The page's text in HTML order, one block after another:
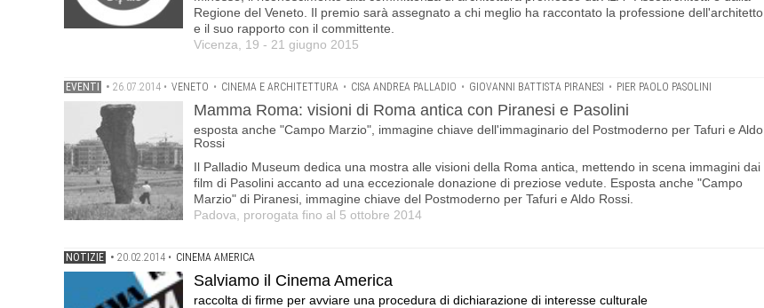
Regione del Veneto. Il premio sarà assegnato a chi meglio ha raccontato la professione dell'architetto
e il suo rapporto con il committente.
Vicenza, 19 - 21 giugno 2015
EVENTI • 26.07.2014 • VENETO • CINEMA E ARCHITETTURA • CISA ANDREA PALLADIO • GIOVANNI BATTISTA PIRANESI • PIER PAOLO PASOLINI
Mamma Roma: visioni di Roma antica con Piranesi e Pasolini
esposta anche "Campo Marzio", immagine chiave dell'immaginario del Postmoderno per Tafuri e Aldo
Rossi
Il Palladio Museum dedica una mostra alle visioni della Roma antica, mettendo in scena immagini dai
film di Pasolini accanto ad una eccezionale donazione di preziose vedute. Esposta anche "Campo
Marzio" di Piranesi, immagine chiave del Postmoderno per Tafuri e Aldo Rossi.
Padova, prorogata fino al 5 ottobre 2014
NOTIZIE • 20.02.2014 • CINEMA AMERICA
Salviamo il Cinema America
raccolta di firme per avviare una procedura di dichiarazione di interesse culturale